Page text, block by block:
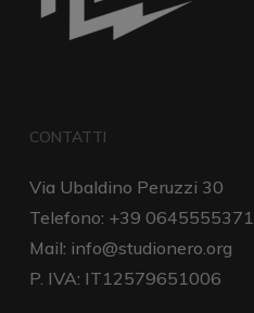
CONTATTI
Via Ubaldino Peruzzi 30
Telefono: +39 0645555371
Mail: info@studionero.org
P. IVA: IT12579651006